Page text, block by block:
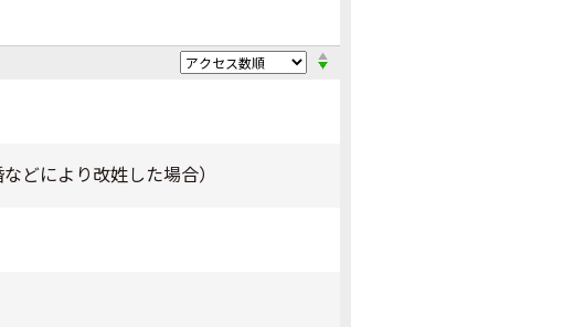
どにより改姓した場合）